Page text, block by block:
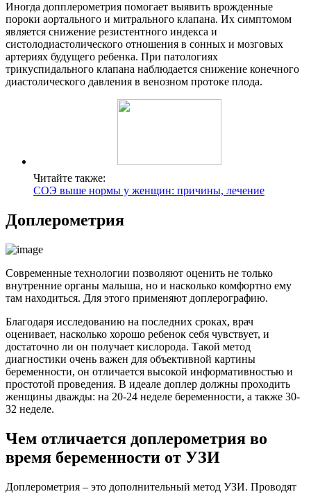
Иногда допплерометрия помогает выявить врожденные
пороки аортального и митрального клапана. Их симптомом
является снижение резистентного индекса и
систолодиастолического отношения в сонных и мозговых
артериях будущего ребенка. При патологиях
трикуспидального клапана наблюдается снижение конечного
диастолического давления в венозном протоке плода.
Читайте также:
СОЭ выше нормы у женщин: причины, лечение
Доплерометрия
Современные технологии позволяют оценить не только
внутренние органы малыша, но и насколько комфортно ему
там находиться. Для этого применяют доплерографию.
Благодаря исследованию на последних сроках, врач
оценивает, насколько хорошо ребенок себя чувствует, и
достаточно ли он получает кислорода. Такой метод
диагностики очень важен для объективной картины
беременности, он отличается высокой информативностью и
простотой проведения. В идеале доплер должны проходить
женщины дважды: на 20-24 неделе беременности, а также 30-
32 неделе.
Чем отличается доплерометрия во
время беременности от УЗИ
Доплерометрия – это дополнительный метод УЗИ. Проводят